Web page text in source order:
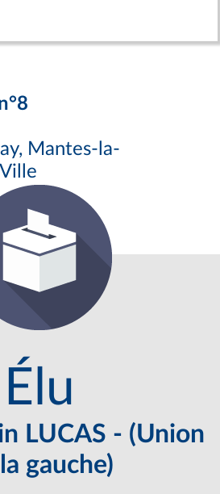
Mantes-la-
Élu
LUCAS - (Union
gauche)